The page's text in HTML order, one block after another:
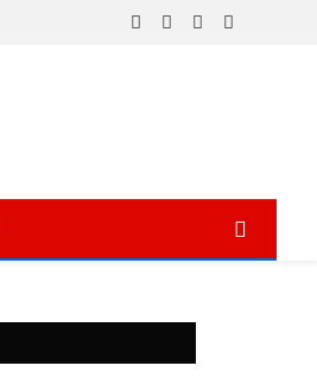
Facebook
X
InstagramWhatsApp